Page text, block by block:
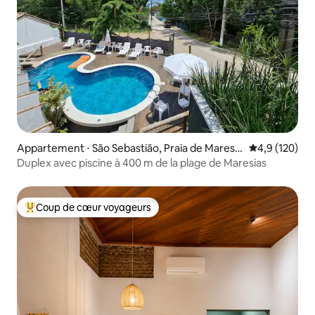
Appartement ⋅ São Sebastião, Praia de Maresia
s
Évaluation
4,9 (120)
Duplex avec piscine à 400 m de la plage de Maresias
Coups de cœur voyageurs les plus appréciés
Coup de cœur voyageurs